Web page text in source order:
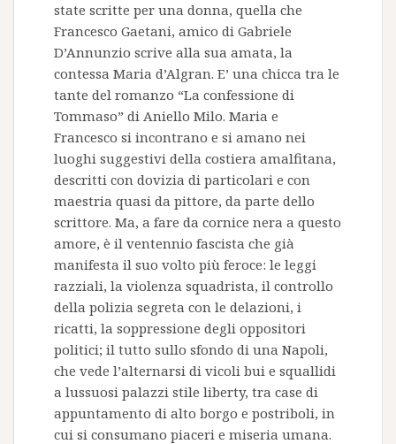
state scritte per una donna, quella che
Francesco Gaetani, amico di Gabriele
D’Annunzio scrive alla sua amata, la
contessa Maria d’Algran. E’ una chicca tra le
tante del romanzo “La confessione di
Tommaso” di Aniello Milo. Maria e
Francesco si incontrano e si amano nei
luoghi suggestivi della costiera amalfitana,
descritti con dovizia di particolari e con
maestria quasi da pittore, da parte dello
scrittore. Ma, a fare da cornice nera a questo
amore, è il ventennio fascista che già
manifesta il suo volto più feroce: le leggi
razziali, la violenza squadrista, il controllo
della polizia segreta con le delazioni, i
ricatti, la soppressione degli oppositori
politici; il tutto sullo sfondo di una Napoli,
che vede l’alternarsi di vicoli bui e squallidi
a lussuosi palazzi stile liberty, tra case di
appuntamento di alto borgo e postriboli, in
cui si consumano piaceri e miseria umana.